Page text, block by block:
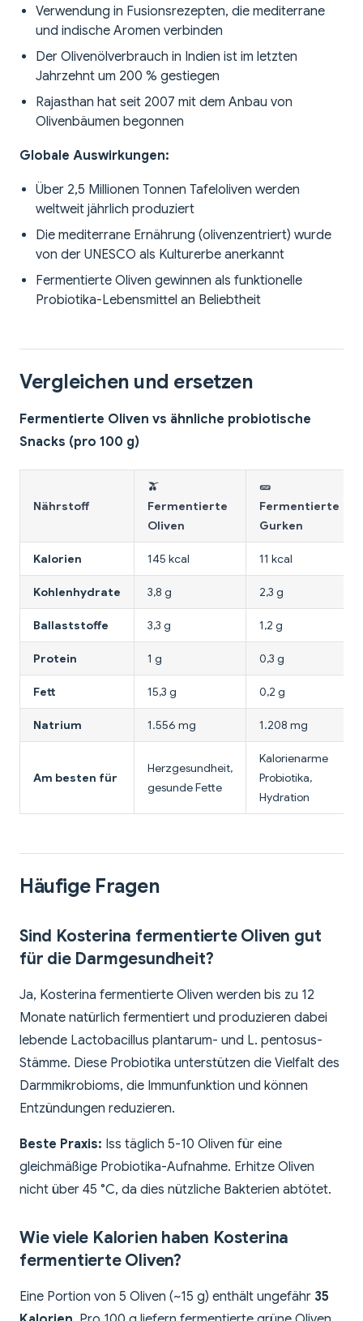
Verwendung in Fusionsrezepten, die mediterrane
und indische Aromen verbinden
Der Olivenölverbrauch in Indien ist im letzten
Jahrzehnt um 200 % gestiegen
Rajasthan hat seit 2007 mit dem Anbau von
Olivenbäumen begonnen
Globale Auswirkungen:
Über 2,5 Millionen Tonnen Tafeloliven werden
weltweit jährlich produziert
Die mediterrane Ernährung (olivenzentriert) wurde
von der UNESCO als Kulturerbe anerkannt
Fermentierte Oliven gewinnen als funktionelle
Probiotika-Lebensmittel an Beliebtheit
Vergleichen und ersetzen
Fermentierte Oliven vs ähnliche probiotische
Snacks (pro 100 g)
Nährstoff
🫒
Fermentierte
Oliven
🥒
Fermentierte
Gurken
Kalorien 145 kcal 11 kcal
Kohlenhydrate 3,8 g 2,3 g
Ballaststoffe 3,3 g 1,2 g
Protein 1 g 0,3 g
Fett 15,3 g 0,2 g
Natrium 1.556 mg 1.208 mg
Am besten für
Herzgesundheit,
gesunde Fette
Kalorienarme
Probiotika,
Hydration
Häufige Fragen
Sind Kosterina fermentierte Oliven gut
für die Darmgesundheit?
Ja, Kosterina fermentierte Oliven werden bis zu 12
Monate natürlich fermentiert und produzieren dabei
lebende Lactobacillus plantarum- und L. pentosus-
Stämme. Diese Probiotika unterstützen die Vielfalt des
Darmmikrobioms, die Immunfunktion und können
Entzündungen reduzieren.
Beste Praxis: Iss täglich 5-10 Oliven für eine
gleichmäßige Probiotika-Aufnahme. Erhitze Oliven
nicht über 45 °C, da dies nützliche Bakterien abtötet.
Wie viele Kalorien haben Kosterina
fermentierte Oliven?
Eine Portion von 5 Oliven (~15 g) enthält ungefähr 35